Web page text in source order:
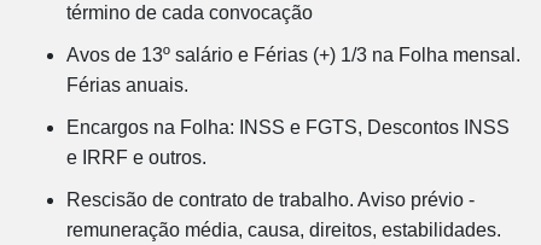
término de cada convocação
Avos de 13º salário e Férias (+) 1/3 na Folha mensal.
Férias anuais.
Encargos na Folha: INSS e FGTS, Descontos INSS
e IRRF e outros.
Rescisão de contrato de trabalho. Aviso prévio -
remuneração média, causa, direitos, estabilidades.